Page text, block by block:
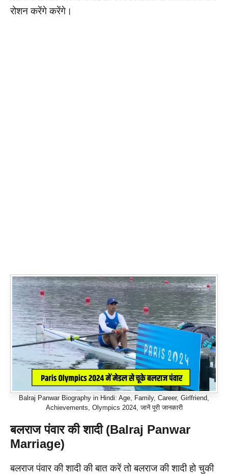
रोशन करेंगे करेंगे।
Balraj Panwar Biography in Hindi: Age, Family, Career, Girlfriend,
Achievements, Olympics 2024, जानें पूरी जानकारी
बलराज पंवार की शादी (Balraj Panwar
Marriage)
बलराज पंवार की शादी की बात करें तो बलराज की शादी हो चुकी